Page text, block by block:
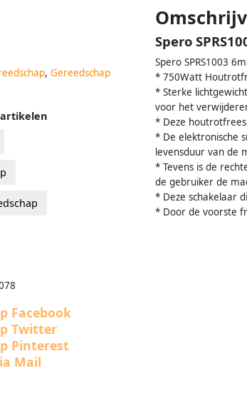
, Gereedschap
Spero
Spero SPRS1003
* 750Watt
* Sterke
voor het
* Deze
* De elektronische
levensduur van de
* Tevens is de
de gebruiker de
* Deze schakelaar
* Door de voorste